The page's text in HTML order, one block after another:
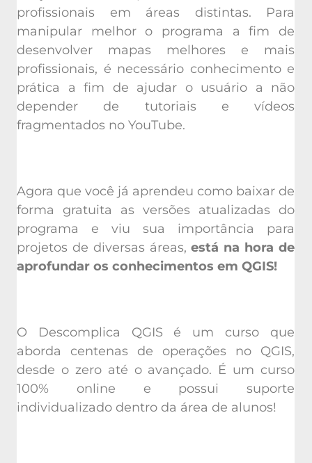
profissionais em áreas distintas. Para
manipular melhor o programa a fim de
desenvolver mapas melhores e mais
profissionais, é necessário conhecimento e
prática a fim de ajudar o usuário a não
depender de tutoriais e vídeos
fragmentados no YouTube.
Agora que você já aprendeu como baixar de
forma gratuita as versões atualizadas do
programa e viu sua importância para
projetos de diversas áreas,está na hora de
aprofundar os conhecimentos em QGIS!
O Descomplica QGIS é um curso que
aborda centenas de operações no QGIS,
desde o zero até o avançado. É um curso
100% online e possui suporte
individualizado dentro da área de alunos!